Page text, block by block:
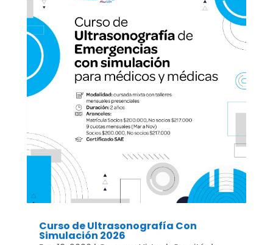
Curso de Ultrasonografía Con
Simulación 2026